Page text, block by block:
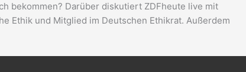
bekommen? Darüber diskutiert ZDFheute live mit
Ethik und Mitglied im Deutschen Ethikrat. Außerdem